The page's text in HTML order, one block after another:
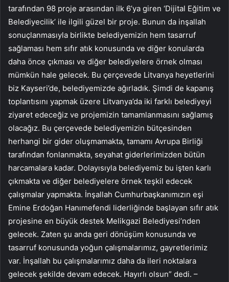
tarafından 98 proje arasından ilk 6’ya giren ‘Dijital Eğitim ve
Belediyecilik’ ile ilgili güzel bir proje. Bunun da inşallah
sonuçlanmasıyla birlikte belediyemizin hem tasarruf
sağlaması hem sıfır atık konusunda ve diğer konularda
daha önce çıkması ve diğer belediyelere örnek olması
mümkün hale gelecek. Bu çerçevede Litvanya heyetlerini
biz Kayseri’de, belediyemizde ağırladık. Şimdi de kapanış
toplantısını yapmak üzere Litvanya’da iki farklı belediyeyi
ziyaret edeceğiz ve projemizin tamamlanmasını sağlamış
olacağız. Bu çerçevede belediyemizin bütçesinden
herhangi bir gider oluşmamakta, tamamı Avrupa Birliği
tarafından fonlanmakta, seyahat giderlerimizden bütün
harcamalara kadar. Dolayısıyla belediyemiz bu işten karlı
çıkmakta ve diğer belediyelere örnek teşkil edecek
çalışmalar yapmakta. İnşallah Cumhurbaşkanımızın eşi
Emine Erdoğan Hanımefendi liderliğinde başlayan sıfır atık
projesine en büyük destek Melikgazi Belediyesi’nden
gelecek. Zaten şu anda geri dönüşüm konusunda ve
tasarruf konusunda yoğun çalışmalarımız, gayretlerimiz
var. İnşallah bu çalışmalarımız daha da ileri noktalara
gelecek şekilde devam edecek. Hayırlı olsun” dedi. –